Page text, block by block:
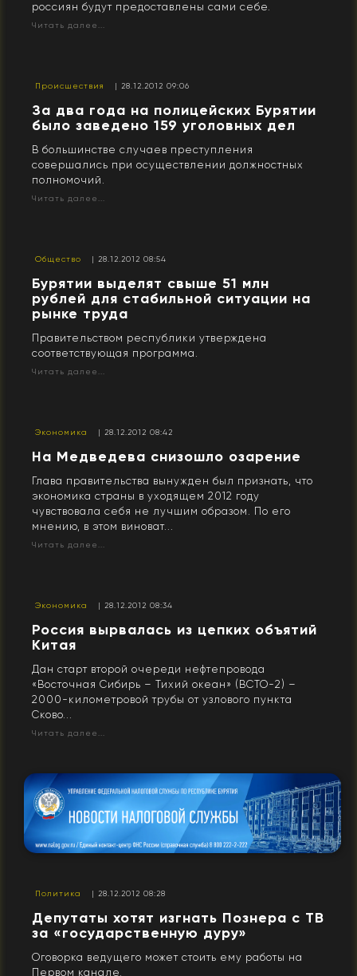
россиян будут предоставлены сами себе.
Читать далее...
Происшествия | 28.12.2012 09:06
За два года на полицейских Бурятии
было заведено 159 уголовных дел
В большинстве случаев преступления
совершались при осуществлении должностных
полномочий.
Читать далее...
Общество | 28.12.2012 08:54
Бурятии выделят свыше 51 млн
рублей для стабильной ситуации на
рынке труда
Правительством республики утверждена
соответствующая программа.
Читать далее...
Экономика | 28.12.2012 08:42
На Медведева снизошло озарение
Глава правительства вынужден был признать, что
экономика страны в уходящем 2012 году
чувствовала себя не лучшим образом. По его
мнению, в этом виноват...
Читать далее...
Экономика | 28.12.2012 08:34
Россия вырвалась из цепких объятий
Китая
Дан старт второй очереди нефтепровода
«Восточная Сибирь – Тихий океан» (ВСТО-2) –
2000-километровой трубы от узлового пункта
Сково...
Читать далее...
Политика | 28.12.2012 08:28
Депутаты хотят изгнать Познера с ТВ
за «государственную дуру»
Оговорка ведущего может стоить ему работы на
Первом канале.